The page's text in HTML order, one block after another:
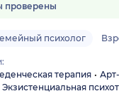
проверены
психолог
терапия
Экзистенциальная